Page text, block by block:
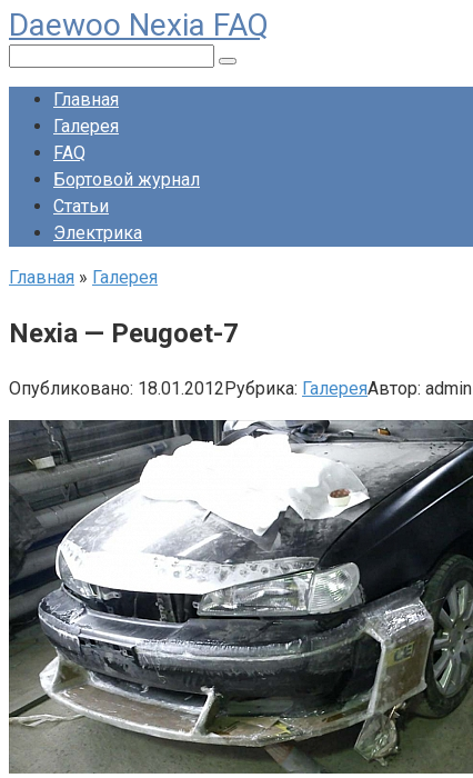
Перейти
к
контенту
Daewoo Nexia FAQ
Главная
Галерея
FAQ
Бортовой журнал
Статьи
Электрика
Главная » Галерея
Nexia — Peugoet-7
Опубликовано: 18.01.2012Рубрика: ГалереяАвтор: admin